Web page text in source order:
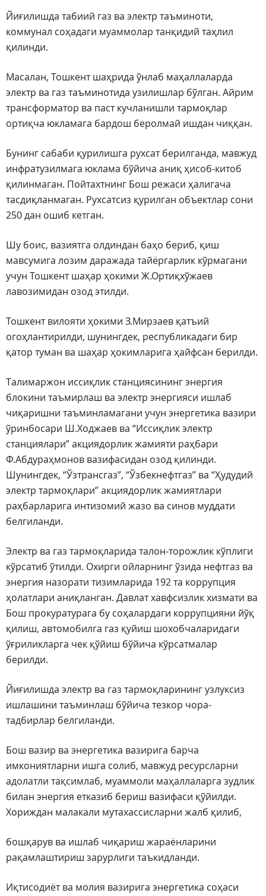
Йиғилишда табиий газ ва электр таъминоти,
коммунал соҳадаги муаммолар танқидий таҳлил
қилинди.
Масалан, Тошкент шаҳрида ўнлаб маҳаллаларда
электр ва газ таъминотида узилишлар бўлган. Айрим
трансформатор ва паст кучланишли тармоқлар
ортиқча юкламага бардош беролмай ишдан чиққан.
Бунинг сабаби қурилишга рухсат берилганда, мавжуд
инфратузилмага юклама бўйича аниқ ҳисоб-китоб
қилинмаган. Пойтахтнинг Бош режаси ҳалигача
тасдиқланмаган. Рухсатсиз қурилган объектлар сони
250 дан ошиб кетган.
Шу боис, вазиятга олдиндан баҳо бериб, қиш
мавсумига лозим даражада тайёргарлик кўрмагани
учун Тошкент шаҳар ҳокими Ж.Ортиқхўжаев
лавозимидан озод этилди.
Тошкент вилояти ҳокими З.Мирзаев қатъий
огоҳлантирилди, шунингдек, республикадаги бир
қатор туман ва шаҳар ҳокимларига ҳайфсан берилди.
Талимаржон иссиқлик станциясининг энергия
блокини таъмирлаш ва электр энергияси ишлаб
чиқаришни таъминламагани учун энергетика вазири
ўринбосари Ш.Ходжаев ва “Иссиқлик электр
станциялари” акциядорлик жамияти раҳбари
Ф.Абдураҳмонов вазифасидан озод қилинди.
Шунингдек, “Ўзтрансгаз”, “Ўзбекнефтгаз” ва “Ҳудудий
электр тармоқлари” акциядорлик жамиятлари
раҳбарларига интизомий жазо ва синов муддати
белгиланди.
Электр ва газ тармоқларида талон-торожлик кўплиги
кўрсатиб ўтилди. Охирги ойларнинг ўзида нефтгаз ва
энергия назорати тизимларида 192 та коррупция
ҳолатлари аниқланган. Давлат хавфсизлик хизмати ва
Бош прокуратурага бу соҳалардаги коррупцияни йўқ
қилиш, автомобилга газ қуйиш шохобчаларидаги
ўғриликларга чек қўйиш бўйича кўрсатмалар
берилди.
Йиғилишда электр ва газ тармоқларининг узлуксиз
ишлашини таъминлаш бўйича тезкор чора-
тадбирлар белгиланди.
Бош вазир ва энергетика вазирига барча
имкониятларни ишга солиб, мавжуд ресурсларни
адолатли тақсимлаб, муаммоли маҳаллаларга зудлик
билан энергия етказиб бериш вазифаси қўйилди.
Хориждан малакали мутахассисларни жалб қилиб,
бошқарув ва ишлаб чиқариш жараёнларини
рақамлаштириш зарурлиги таъкидланди.
Иқтисодиёт ва молия вазирига энергетика соҳаси